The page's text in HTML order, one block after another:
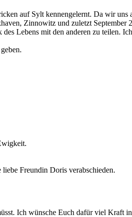
auf Sylt kennengelernt. Da wir uns
Zinnowitz und zuletzt
Lebens mit den anderen zu teilen.
Freundin Doris verabschieden.
Ich wünsche Euch dafür viel Kraft